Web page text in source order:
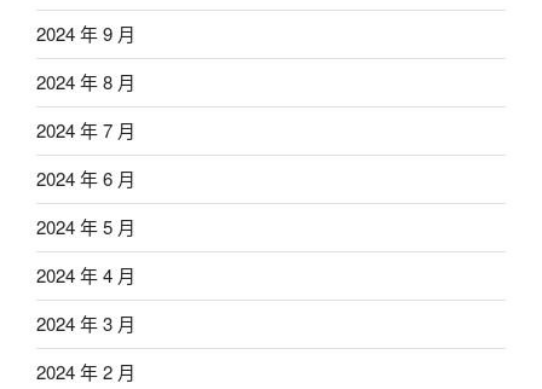
2024 年 9 月
2024 年 8 月
2024 年 7 月
2024 年 6 月
2024 年 5 月
2024 年 4 月
2024 年 3 月
2024 年 2 月